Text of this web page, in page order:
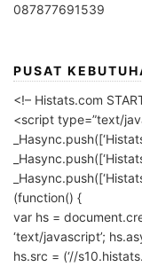
087877691539
PUSAT
<!– Histats.com
<script type=”text/
(function() {
var hs =
‘text/javascript’;
hs.src = (‘//